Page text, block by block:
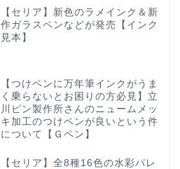
【セリア】新色のラメインク＆新
作ガラスペンなどが発売【インク
見本】
【つけペンに万年筆インクがうま
く乗らないとお困りの方必見】立
川ピン製作所さんのニュームメッ
キ加工のつけペンが良いという件
について【Ｇペン】
【セリア】全8種16色の水彩パレ